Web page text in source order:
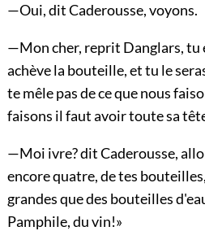
—Oui, dit Caderousse, voyons.
—Mon cher, reprit Danglars, tu
achève la bouteille, et tu le
te mêle pas de ce que nous
faisons il faut avoir toute sa
—Moi ivre? dit Caderousse,
encore quatre, de tes
grandes que des bouteilles
Pamphile, du vin!»